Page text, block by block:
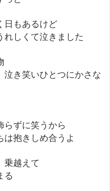
もあるけど
しくて泣きました
き笑いひとつにかさな
ずに笑うから
抱きしめ合うよ
越えて
る